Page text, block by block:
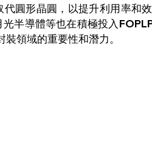
圓形晶圓，以提升利用率和
半導體等也在積極投入
領域的重要性和潛力。